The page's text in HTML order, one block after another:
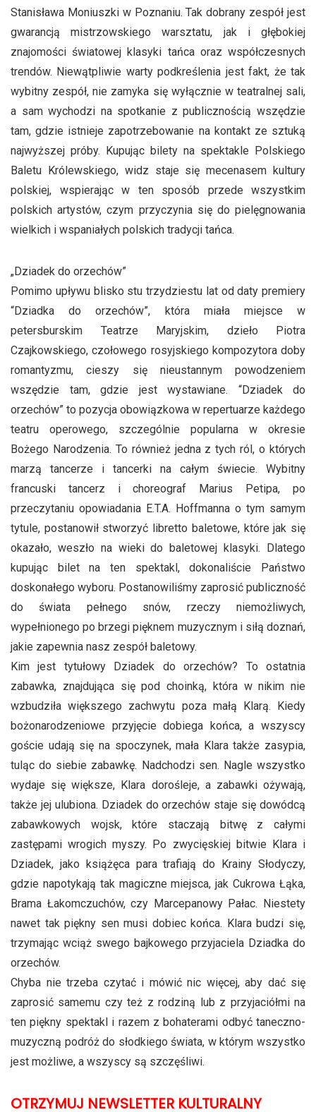
Stanisława Moniuszki w Poznaniu. Tak dobrany zespół jest
gwarancją mistrzowskiego warsztatu, jak i głębokiej
znajomości światowej klasyki tańca oraz współczesnych
trendów. Niewątpliwie warty podkreślenia jest fakt, że tak
wybitny zespół, nie zamyka się wyłącznie w teatralnej sali,
a sam wychodzi na spotkanie z publicznością wszędzie
tam, gdzie istnieje zapotrzebowanie na kontakt ze sztuką
najwyższej próby. Kupując bilety na spektakle Polskiego
Baletu Królewskiego, widz staje się mecenasem kultury
polskiej, wspierając w ten sposób przede wszystkim
polskich artystów, czym przyczynia się do pielęgnowania
wielkich i wspaniałych polskich tradycji tańca.
„Dziadek do orzechów”
Pomimo upływu blisko stu trzydziestu lat od daty premiery
“Dziadka do orzechów”, która miała miejsce w
petersburskim Teatrze Maryjskim, dzieło Piotra
Czajkowskiego, czołowego rosyjskiego kompozytora doby
romantyzmu, cieszy się nieustannym powodzeniem
wszędzie tam, gdzie jest wystawiane. “Dziadek do
orzechów” to pozycja obowiązkowa w repertuarze każdego
teatru operowego, szczególnie popularna w okresie
Bożego Narodzenia. To również jedna z tych ról, o których
marzą tancerze i tancerki na całym świecie. Wybitny
francuski tancerz i choreograf Marius Petipa, po
przeczytaniu opowiadania E.T.A. Hoffmanna o tym samym
tytule, postanowił stworzyć libretto baletowe, które jak się
okazało, weszło na wieki do baletowej klasyki. Dlatego
kupując bilet na ten spektakl, dokonaliście Państwo
doskonałego wyboru. Postanowiliśmy zaprosić publiczność
do świata pełnego snów, rzeczy niemożliwych,
wypełnionego po brzegi pięknem muzycznym i siłą doznań,
jakie zapewnia nasz zespół baletowy.
Kim jest tytułowy Dziadek do orzechów? To ostatnia
zabawka, znajdująca się pod choinką, która w nikim nie
wzbudziła większego zachwytu poza małą Klarą. Kiedy
bożonarodzeniowe przyjęcie dobiega końca, a wszyscy
goście udają się na spoczynek, mała Klara także zasypia,
tuląc do siebie zabawkę. Nadchodzi sen. Nagle wszystko
wydaje się większe, Klara dorośleje, a zabawki ożywają,
także jej ulubiona. Dziadek do orzechów staje się dowódcą
zabawkowych wojsk, które staczają bitwę z całymi
zastępami wrogich myszy. Po zwycięskiej bitwie Klara i
Dziadek, jako książęca para trafiają do Krainy Słodyczy,
gdzie napotykają tak magiczne miejsca, jak Cukrowa Łąka,
Brama Łakomczuchów, czy Marcepanowy Pałac. Niestety
nawet tak piękny sen musi dobiec końca. Klara budzi się,
trzymając wciąż swego bajkowego przyjaciela Dziadka do
orzechów.
Chyba nie trzeba czytać i mówić nic więcej, aby dać się
zaprosić samemu czy też z rodziną lub z przyjaciółmi na
ten piękny spektakl i razem z bohaterami odbyć taneczno-
muzyczną podróż do słodkiego świata, w którym wszystko
jest możliwe, a wszyscy są szczęśliwi.
OTRZYMUJ NEWSLETTER KULTURALNY